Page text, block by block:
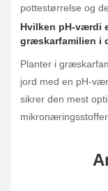
pottestørrelse og
Hvilken pH-værdi
græskarfamilien i
Planter i
jord med en pH-
sikrer den mest